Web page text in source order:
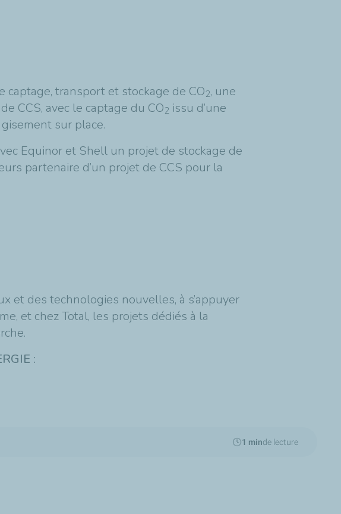
captage, transport et stockage de CO2, une
CCS, avec le captage du CO2 issu d’une
sur place.
Equinor et Shell un projet de stockage de
partenaire d’un projet de CCS pour la
et des technologies nouvelles, à s’appuyer
et chez Total, les projets dédiés à la
:
1 minde lecture